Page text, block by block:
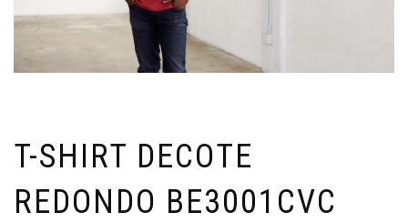
T-SHIRT DECOTE
REDONDO BE3001CVC